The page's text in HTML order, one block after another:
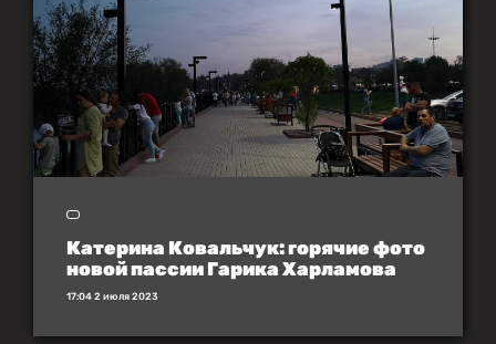
Катерина Ковальчук: горячие фото
новой пассии Гарика Харламова
17:04 2 июля 2023